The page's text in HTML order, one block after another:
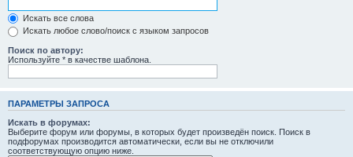
Искать все слова
Искать любое слово/поиск с языком запросов
Поиск по автору:
Используйте * в качестве шаблона.
ПАРАМЕТРЫ ЗАПРОСА
Искать в форумах:
Выберите форум или форумы, в которых будет произведён поиск. Поиск в
подфорумах производится автоматически, если вы не отключили
соответствующую опцию ниже.